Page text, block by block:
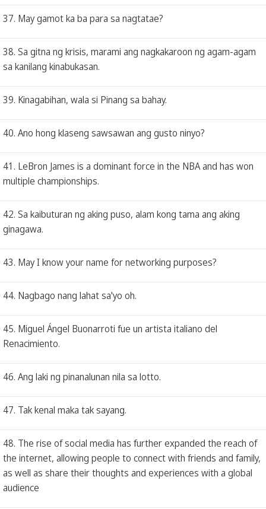
37. May gamot ka ba para sa nagtatae?
38. Sa gitna ng krisis, marami ang nagkakaroon ng agam-agam
sa kanilang kinabukasan.
39. Kinagabihan, wala si Pinang sa bahay.
40. Ano hong klaseng sawsawan ang gusto ninyo?
41. LeBron James is a dominant force in the NBA and has won
multiple championships.
42. Sa kaibuturan ng aking puso, alam kong tama ang aking
ginagawa.
43. May I know your name for networking purposes?
44. Nagbago nang lahat sa'yo oh.
45. Miguel Ángel Buonarroti fue un artista italiano del
Renacimiento.
46. Ang laki ng pinanalunan nila sa lotto.
47. Tak kenal maka tak sayang.
48. The rise of social media has further expanded the reach of
the internet, allowing people to connect with friends and family,
as well as share their thoughts and experiences with a global
audience